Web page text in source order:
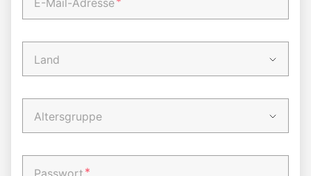
E-Mail-Adresse
Land
Altersgruppe
Passwort *